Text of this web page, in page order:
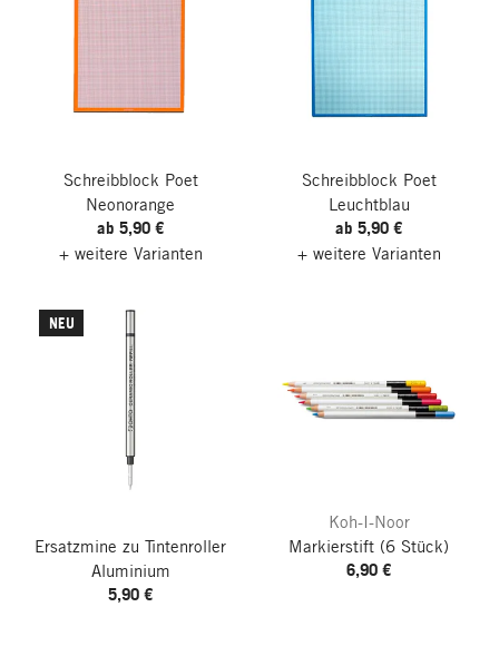
Schreibblock Poet
Neonorange
ab 5,90 €
+ weitere Varianten
Schreibblock Poet
Leuchtblau
ab 5,90 €
+ weitere Varianten
NEU
Ersatzmine zu Tintenroller
Aluminium
5,90 €
Koh-I-Noor
Markierstift (6 Stück)
6,90 €